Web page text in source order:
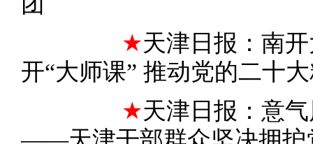
★天津日报：南
开“大师课” 推动党的二十
★天津日报：意